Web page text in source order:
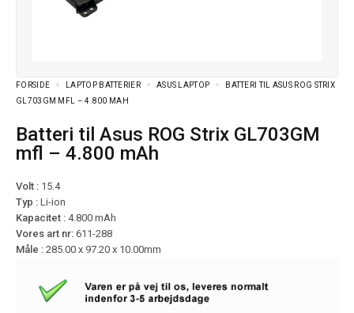
FORSIDE LAPTOP BATTERIER ASUS LAPTOP
BATTERI TIL ASUS ROG STRIX
GL703GM MFL – 4.800 MAH
Batteri til Asus ROG Strix GL703GM
mfl – 4.800 mAh
Volt : 15.4
Typ : Li-ion
Kapacitet : 4.800 mAh
Vores art nr: 611-288
Måle : 285.00 x 97.20 x 10.00mm